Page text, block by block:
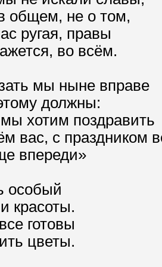
общем, не о том,
ругая, правы
во всём.
мы ныне вправе
должны:
хотим поздравить
вас, с праздником
впереди»
особый
красоты.
готовы
цветы.